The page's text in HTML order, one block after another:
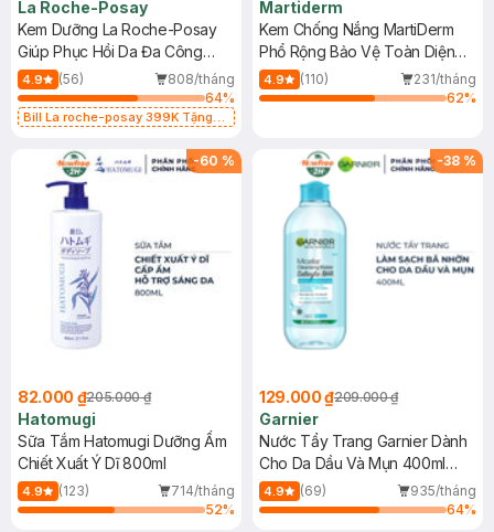
La Roche-Posay
Kem Dưỡng La Roche-Posay
Giúp Phục Hồi Da Đa Công
Dụng 40ml
4.9 (56)
808/tháng
64%
Bill La roche-posay 399K Tặng
(SL có hạn)
Martiderm
Kem Chống Nắng MartiDerm
Phổ Rộng Bảo Vệ Toàn Diện
40ml
4.9 (110)
231/tháng
62%
-60 %
82.000 ₫205.000 ₫
Hatomugi
Sữa Tắm Hatomugi Dưỡng Ẩm
Chiết Xuất Ý Dĩ 800ml
4.9 (123)
714/tháng
52%
-38 %
129.000 ₫209.000 ₫
Garnier
Nước Tẩy Trang Garnier Dành
Cho Da Dầu Và Mụn 400ml
(Mới)
4.9 (69)
935/tháng
64%